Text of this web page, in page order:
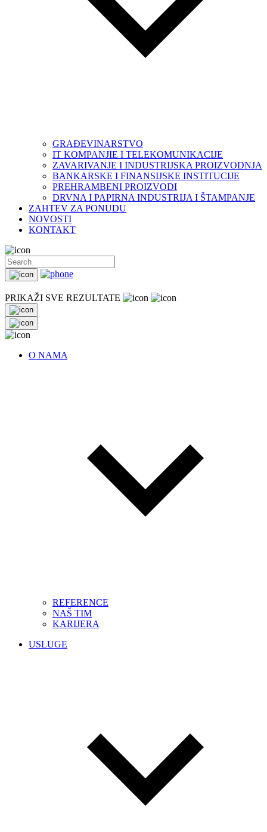
GRAĐEVINARSTVO
IT KOMPANJIE I TELEKOMUNIKACIJE
ZAVARIVANJE I INDUSTRIJSKA PROIZVODNJA
BANKARSKE I FINANSIJSKE INSTITUCIJE
PREHRAMBENI PROIZVODI
DRVNA I PAPIRNA INDUSTRIJA I ŠTAMPANJE
ZAHTEV ZA PONUDU
NOVOSTI
KONTAKT
PRIKAŽI SVE REZULTATE
O NAMA
REFERENCE
NAŠ TIM
KARIJERA
USLUGE